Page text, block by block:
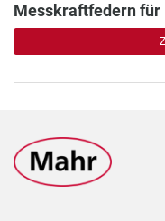
Messkraftfedern